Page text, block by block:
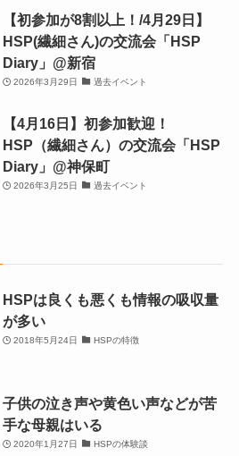
【初参加が8割以上！/4月29日】
HSP(繊細さん)の交流会「HSP
Diary」@新宿
2026年3月29日 過去イベント
【4月16日】初参加歓迎！
HSP（繊細さん）の交流会「HSP
Diary」@神保町
2026年3月25日 過去イベント
HSPは良くも悪くも情報の吸収量
が多い
2018年5月24日 HSPの特徴
子供の泣き声や黄色い声などが苦
手な母親はいる
2020年1月27日 HSPの体験談